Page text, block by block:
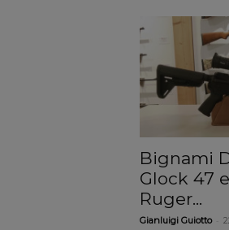
Bignami
Glock 47
Ruger...
Gianluigi Guiotto